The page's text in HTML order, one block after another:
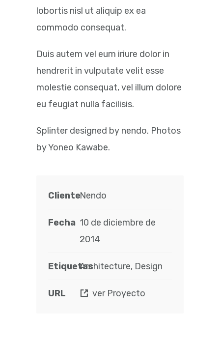
lobortis nisl ut aliquip ex ea
commodo consequat.
Duis autem vel eum iriure dolor in
hendrerit in vulputate velit esse
molestie consequat, vel illum dolore
eu feugiat nulla facilisis.
Splinter designed by nendo. Photos
by Yoneo Kawabe.
ClienteNendo
Fecha 10 de diciembre de
2014
EtiquetasArchitecture, Design
URL ver Proyecto